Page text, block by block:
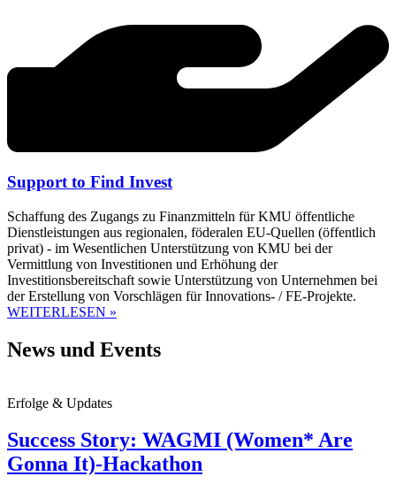
Support to Find Invest
Schaffung des Zugangs zu Finanzmitteln für KMU öffentliche
Dienstleistungen aus regionalen, föderalen EU-Quellen (öffentlich
privat) - im Wesentlichen Unterstützung von KMU bei der
Vermittlung von Investitionen und Erhöhung der
Investitionsbereitschaft sowie Unterstützung von Unternehmen bei
der Erstellung von Vorschlägen für Innovations- / FE-Projekte.
WEITERLESEN »
News und Events
Erfolge & Updates
Success Story: WAGMI (Women* Are
Gonna It)-Hackathon